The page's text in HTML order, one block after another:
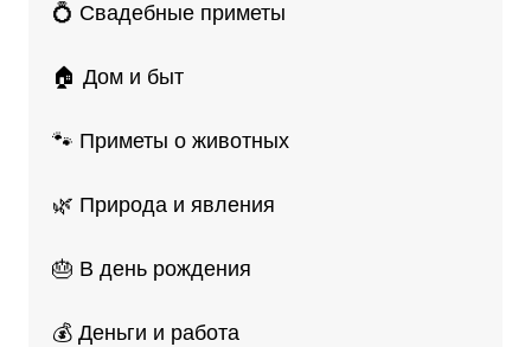
💍 Свадебные приметы
🏠 Дом и быт
🐾 Приметы о животных
🌿 Природа и явления
🎂 В день рождения
💰 Деньги и работа